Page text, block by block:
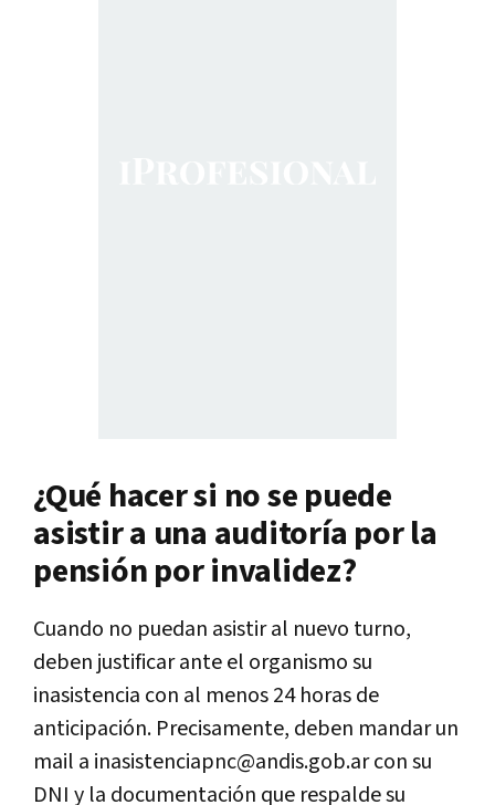
¿Qué hacer si no se puede
asistir a una auditoría por la
pensión por invalidez?
Cuando no puedan asistir al nuevo turno,
deben justificar ante el organismo su
inasistencia con al menos 24 horas de
anticipación. Precisamente, deben mandar un
mail a inasistenciapnc@andis.gob.ar con su
DNI y la documentación que respalde su